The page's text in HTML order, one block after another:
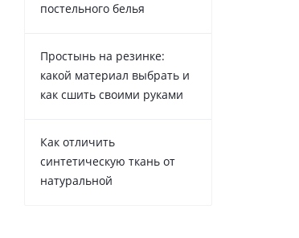
постельного белья
Простынь на резинке:
какой материал выбрать и
как сшить своими руками
Как отличить
синтетическую ткань от
натуральной